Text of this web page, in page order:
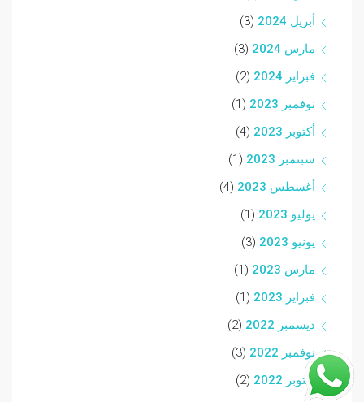
أبريل 2024
(3)
مارس 2024
(3)
فبراير 2024
(2)
نوفمبر 2023
(1)
أكتوبر 2023
(4)
سبتمبر 2023
(1)
أغسطس 2023
(4)
يوليو 2023
(1)
يونيو 2023
(3)
مارس 2023
(1)
فبراير 2023
(1)
ديسمبر 2022
(2)
نوفمبر 2022
(3)
أكتوبر 2022
(2)